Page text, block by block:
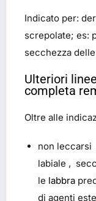
Indicato per:
screpolate; es:
secchezza
Ulteriori
completa
Oltre alle
non leccarsi
labiale ,
le labbra
di agenti